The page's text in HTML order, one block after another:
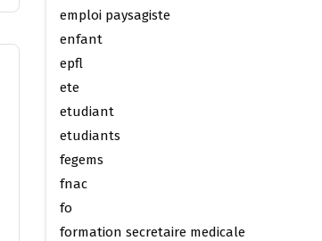
emploi paysagiste
enfant
epfl
ete
etudiant
etudiants
fegems
fnac
fo
formation secretaire medicale